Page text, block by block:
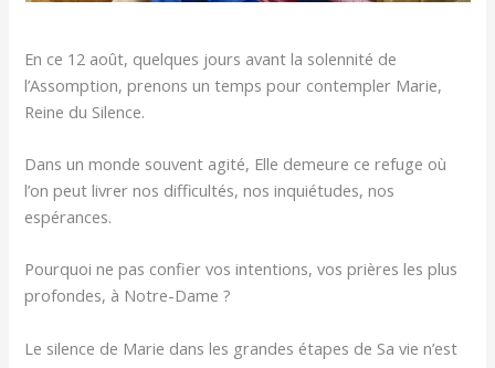
En ce 12 août, quelques jours avant la solennité de
l’Assomption, prenons un temps pour contempler Marie,
Reine du Silence.
Dans un monde souvent agité, Elle demeure ce refuge où
l’on peut livrer nos difficultés, nos inquiétudes, nos
espérances.
Pourquoi ne pas confier vos intentions, vos prières les plus
profondes, à Notre-Dame ?
Le silence de Marie dans les grandes étapes de Sa vie n’est